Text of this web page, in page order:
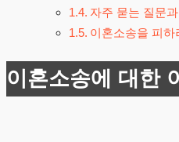
자주 묻는 질문
이혼소송을 피하
이혼소송에 대한